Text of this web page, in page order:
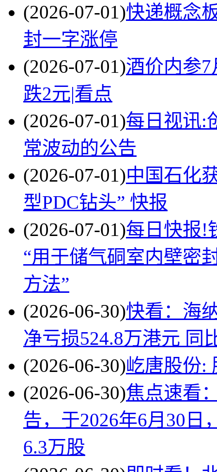
(2026-07-01)快递概念
封一字涨停
(2026-07-01)酒价内参
跌2元|看点
(2026-07-01)每日视讯:
常波动的公告
(2026-07-01)中国石化
型PDC钻头” 快报
(2026-07-01)每日快报!
“用于储气硐室内壁密
方法”
(2026-06-30)快看：海
净亏损524.8万港元 同
(2026-06-30)屹唐股份:
(2026-06-30)焦点速看
告，于2026年6月30日
6.3万股